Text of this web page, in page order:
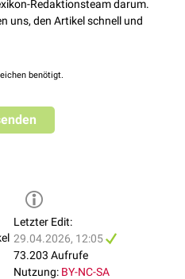
bei der Entwicklung der Suizidalität
Aggressionen gegenüber den
Redaktionsteam darum.
uns, den Artikel schnell und
benötigt.
Letzter Edit:
29.04.2026, 12:05
73.203 Aufrufe
Nutzung: BY-NC-SA